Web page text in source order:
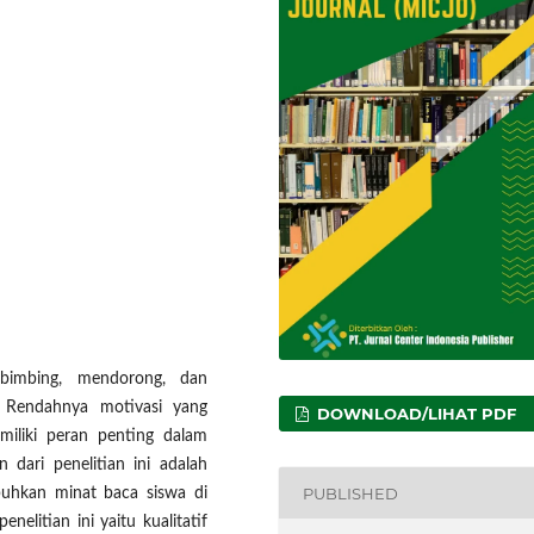
mendorong, dan
motivasi yang
peran penting dalam
dari penelitian ini adalah
minat baca siswa di
ini yaitu kualitatif
DOWNLOAD/LIHAT PDF
PUBLISHED